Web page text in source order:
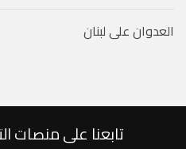
العدوان على لبنان
تابعنا على منصات